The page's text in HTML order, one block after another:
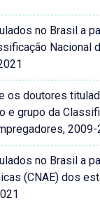
no Brasil a
Nacional
os doutores
e grupo da
2009-
no Brasil a
(CNAE) dos